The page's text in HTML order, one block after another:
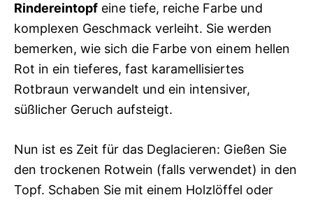
Rindereintopf eine tiefe, reiche Farbe und
komplexen Geschmack verleiht. Sie werden
bemerken, wie sich die Farbe von einem hellen
Rot in ein tieferes, fast karamellisiertes
Rotbraun verwandelt und ein intensiver,
süßlicher Geruch aufsteigt.
Nun ist es Zeit für das Deglacieren: Gießen Sie
den trockenen Rotwein (falls verwendet) in den
Topf. Schaben Sie mit einem Holzlöffel oder